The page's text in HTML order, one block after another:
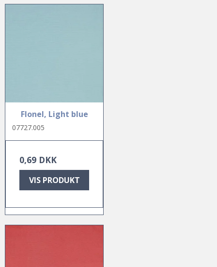
Flonel, Light blue
07727.005
0,69 DKK
VIS PRODUKT